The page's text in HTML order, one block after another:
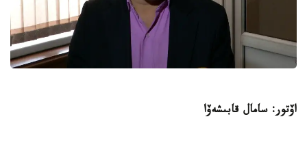
اۆتور: سامال قابىشەۆا